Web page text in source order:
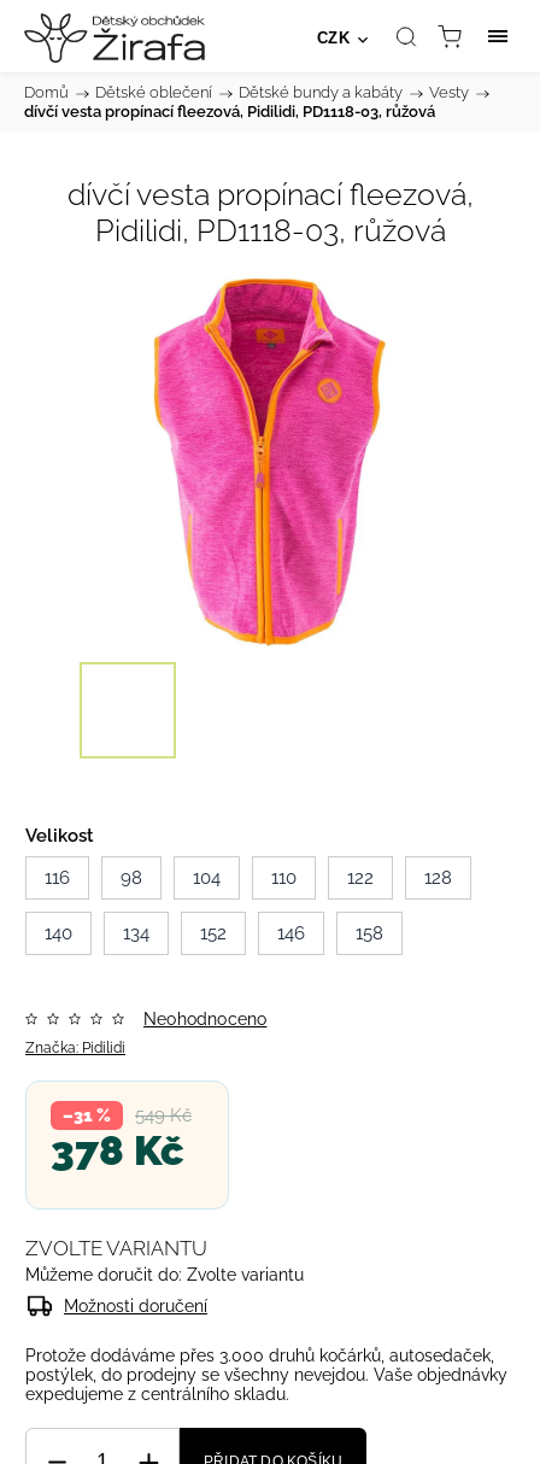
CZK
Domů / Dětské oblečení / Dětské bundy a kabáty / Vesty /
dívčí vesta propínací fleezová, Pidilidi, PD1118-03, růžová
dívčí vesta propínací fleezová,
Pidilidi, PD1118-03, růžová
Velikost
116
98 104 110 122 128
140 134 152 146 158
Značka: Pidilidi
Neohodnoceno
549 Kč
–31 %
378 Kč
ZVOLTE VARIANTU
Můžeme doručit do: Zvolte variantu
Možnosti doručení
Protože dodáváme přes 3.000 druhů kočárků, autosedaček,
postýlek, do prodejny se všechny nevejdou. Vaše objednávky
expedujeme z centrálního skladu.